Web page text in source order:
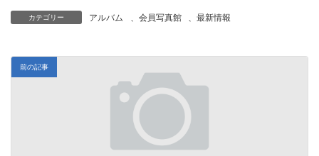
カテゴリー アルバム 会員写真館 、最新情報
前の記事